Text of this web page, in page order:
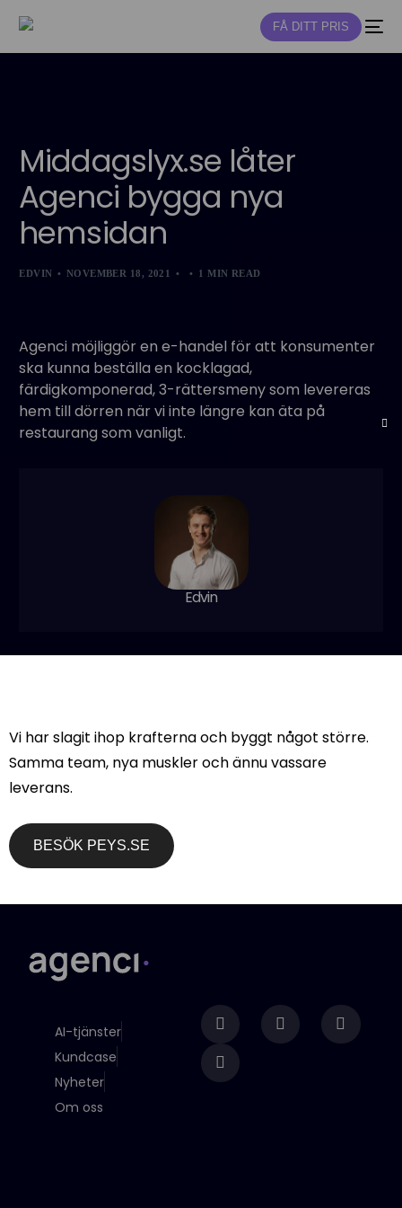
FÅ DITT PRIS
Middagslyx.se låter
Agenci bygga nya
hemsidan
EDVIN NOVEMBER 18, 2021 1 MIN READ
Agenci möjliggör en e-handel för att konsumenter
ska kunna beställa en kocklagad,
färdigkomponerad, 3-rättersmeny som levereras
hem till dörren när vi inte längre kan äta på
restaurang som vanligt.
Edvin
Inredningsbyrå litar på
Agenci
AI-tjänster
Kundcase
Nyheter
Om oss
Vi har slagit ihop krafterna och byggt något större.
Samma team, nya muskler och ännu vassare
leverans.
BESÖK PEYS.SE